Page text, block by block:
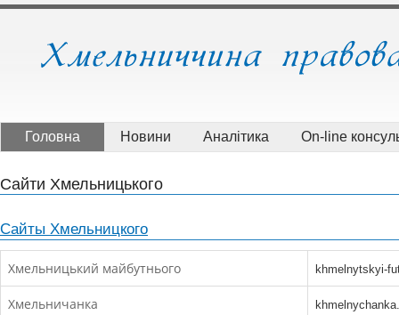
Головна Новини Аналітика On-line
Сайти Хмельницького
Сайты Хмельницкого
Хмельницький майбутнього khmelnytskyi-
Хмельничанка